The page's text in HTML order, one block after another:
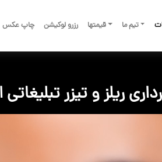
تیم ما قیمتها رزرو لوکیشن چاپ عکس
ریلز و تیزر